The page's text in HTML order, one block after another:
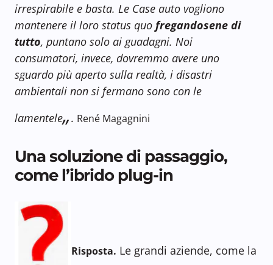
irrespirabile e basta. Le Case auto vogliono
mantenere il loro status quo fregandosene di
tutto, puntano solo ai guadagni. Noi
consumatori, invece, dovremmo avere uno
sguardo più aperto sulla realtà, i disastri
ambientali non si fermano sono con le
lamentele„. René Magagnini
Una soluzione di passaggio,
come l’ibrido plug-in
Risposta. Le grandi aziende, come la